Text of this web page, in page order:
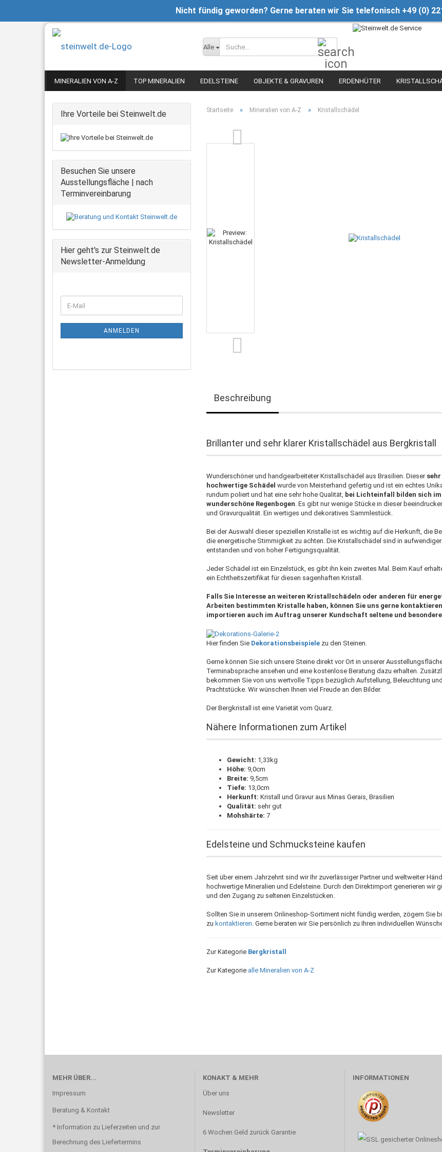
Alle
Nicht fündig geworden? Gerne beraten wir Sie telefonisch +49 (0)
MINERALIEN VON A-Z TOP MINERALIEN EDELSTEINE OBJEKTE & GRAVUREN ERDENHÜTER
Startseite » Mineralien von A-Z » Kristallschädel
Beschreibung
Brillanter und sehr klarer Kristallschädel aus Bergkristall
Wunderschöner und handgearbeiteter Kristallschädel aus Brasilien. Dieser
hochwertige Schädel wurde von Meisterhand gefertig und ist ein echtes
rundum poliert und hat eine sehr hohe Qualität, bei Lichteinfall bilden sich im
wunderschöne Regenbogen. Es gibt nur wenige Stücke in dieser
und Gravurqualität. Ein wertiges und dekoratives Sammlestück.
Bei der Auswahl dieser speziellen Kristalle ist es wichtig auf die Herkunft, die
die energetische Stimmigkeit zu achten. Die Kristallschädel sind in
entstanden und von hoher Fertigungsqualität.
Jeder Schädel ist ein Einzelstück, es gibt ihn kein zweites Mal. Beim Kauf
ein Echtheitszertifikat für diesen sagenhaften Kristall.
Falls Sie Interesse an weiteren Kristallschädeln oder anderen für
Arbeiten bestimmten Kristalle haben, können Sie uns gerne
importieren auch im Auftrag unserer Kundschaft seltene und
Hier finden Sie Dekorationsbeispiele zu den Steinen.
Gerne können Sie sich unsere Steine direkt vor Ort in unserer
Terminabsprache ansehen und eine kostenlose Beratung dazu erhalten.
bekommen Sie von uns wertvolle Tipps bezüglich Aufstellung, Beleuchtung
Prachtstücke. Wir wünschen Ihnen viel Freude an den Bilder.
Der Bergkristall ist eine Varietät vom Quarz.
Nähere Informationen zum Artikel
Gewicht: 1,33kg
Höhe: 9,0cm
Breite: 9,5cm
Tiefe: 13,0cm
Herkunft: Kristall und Gravur aus Minas Gerais, Brasilien
Qualität: sehr gut
Mohshärte: 7
Edelsteine und Schmucksteine kaufen
Seit über einem Jahrzehnt sind wir Ihr zuverlässiger Partner und weltweiter
hochwertige Mineralien und Edelsteine. Durch den Direktimport generieren wir
und den Zugang zu seltenen Einzelstücken.
Sollten Sie in unserem Onlineshop-Sortiment nicht fündig werden, zögern Sie
zu kontaktieren . Gerne beraten wir Sie persönlich zu Ihren individuellen
Zur Kategorie Bergkristall
Zur Kategorie alle Mineralien von A-Z
Ihre Vorteile bei Steinwelt.de
Besuchen Sie unsere
Ausstellungsfläche | nach
Terminvereinbarung
Hier geht's zur Steinwelt.de
Newsletter-Anmeldung
ZUR
E-
Mail
ANMELDEN
MEHR ÜBER...
Impressum
Beratung & Kontakt
* Information zu Lieferzeiten und zur
Berechnung des Liefertermins
KONAKT & MEHR
Über uns
Newsletter
6 Wochen Geld zurück Garantie
INFORMATIONEN